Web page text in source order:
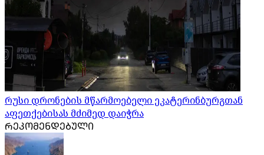
რუსი დრონების მწარმოებელი ეკატერინბურგთან
აფეთქებისას მძიმედ დაიჭრა
ᲠᲔᲙᲝᲛᲔᲜᲓᲔᲑᲣᲚᲘ